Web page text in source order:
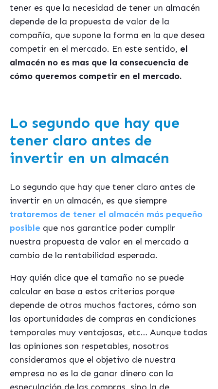
tener es que la necesidad de tener un almacén
depende de la propuesta de valor de la
compañía, que supone la forma en la que desea
competir en el mercado. En este sentido, el
almacén no es mas que la consecuencia de
cómo queremos competir en el mercado.
Lo segundo que hay que
tener claro antes de
invertir en un almacén
Lo segundo que hay que tener claro antes de
invertir en un almacén, es que siempre
trataremos de tener el almacén más pequeño
posible que nos garantice poder cumplir
nuestra propuesta de valor en el mercado a
cambio de la rentabilidad esperada.
Hay quién dice que el tamaño no se puede
calcular en base a estos criterios porque
depende de otros muchos factores, cómo son
las oportunidades de compras en condiciones
temporales muy ventajosas, etc… Aunque todas
las opiniones son respetables, nosotros
consideramos que el objetivo de nuestra
empresa no es la de ganar dinero con la